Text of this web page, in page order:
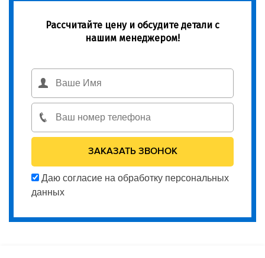
Рассчитайте цену и обсудите детали с
нашим менеджером!
Даю согласие на обработку персональных
данных